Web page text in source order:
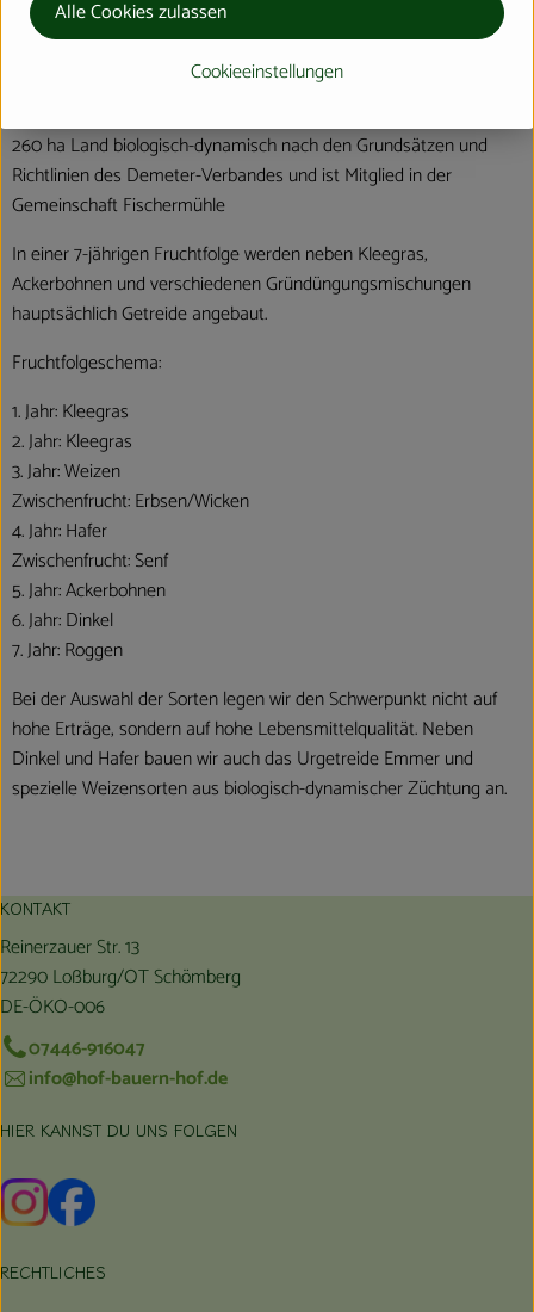
info@schoenberghof.de
Der Schönberghof liegt zwischen Schwäbischer Alb und
260 ha Land biologisch-dynamisch nach den Grundsätzen und
Richtlinien des Demeter-Verbandes und ist Mitglied in der
Gemeinschaft Fischermühle
In einer 7-jährigen Fruchtfolge werden neben Kleegras,
Ackerbohnen und verschiedenen Gründüngungsmischungen
hauptsächlich Getreide angebaut.
Fruchtfolgeschema:
1. Jahr: Kleegras
2. Jahr: Kleegras
3. Jahr: Weizen
Zwischenfrucht: Erbsen/Wicken
4. Jahr: Hafer
Zwischenfrucht: Senf
5. Jahr: Ackerbohnen
6. Jahr: Dinkel
7. Jahr: Roggen
Bei der Auswahl der Sorten legen wir den Schwerpunkt nicht auf
hohe Erträge, sondern auf hohe Lebensmittelqualität. Neben
Dinkel und Hafer bauen wir auch das Urgetreide Emmer und
spezielle Weizensorten aus biologisch-dynamischer Züchtung an.
KONTAKT
Reinerzauer Str. 13
72290 Loßburg/OT Schömberg
DE-ÖKO-006
07446-916047
info@hof-bauern-hof.de
HIER KANNST DU UNS FOLGEN
Externer Link zu https://www.instagram.com/hofbauernhof/
Externer Link zu https://www.facebook.com/
RECHTLICHES
Cookieeinstellungen
Alle Cookies zulassen